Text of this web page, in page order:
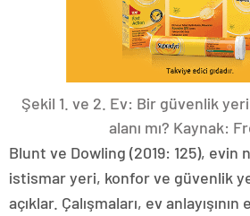
Şekil 1. ve 2. Ev: Bir güvenlik
alanı mı? Kaynak:
Blunt ve Dowling (2019: 125), evin
istismar yeri, konfor ve güvenlik
açıklar. Çalışmaları, ev